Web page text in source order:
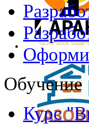
Обучение
Курс